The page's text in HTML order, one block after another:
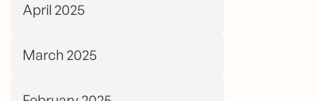
April 2025
March 2025